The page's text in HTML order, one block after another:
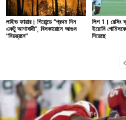
লাইভ ফায়ার। গিরোন্ডে “প্রথম দিন
একটু আশাবাদী”, বিসকারোসে আগুন
“নিয়ন্ত্রনে”
লিগ 1। রেসিং
ইয়োনি
দিয়েছে